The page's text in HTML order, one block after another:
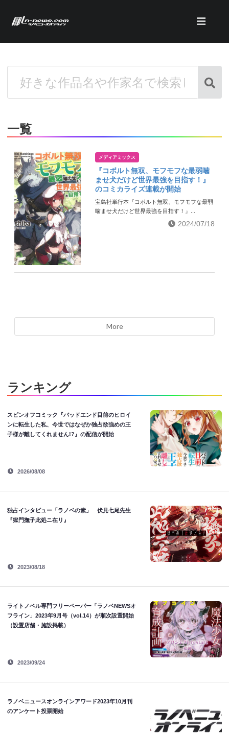
一覧
メディアミックス
『コボルト無双、モフモフな最弱噛
ませ犬だけど世界最強を目指す！』
のコミカライズ連載が開始
宝島社単行本『コボルト無双、モフモフな最弱
噛ませ犬だけど世界最強を目指す！』...
2024/07/18
More
ランキング
スピンオフコミック『バッドエンド目前のヒロイ
ンに転生した私、今世ではなぜか独占欲強めの王
子様が離してくれません!?』の配信が開始
2026/08/08
独占インタビュー「ラノベの素」 伏見七尾先生
『獄門撫子此処ニ在リ』
2023/08/18
ライトノベル専門フリーペーパー「ラノベNEWSオ
フライン」2023年9月号（vol.14）が順次設置開始
（設置店舗・施設掲載）
2023/09/24
ラノベニュースオンラインアワード2023年10月刊
のアンケート投票開始